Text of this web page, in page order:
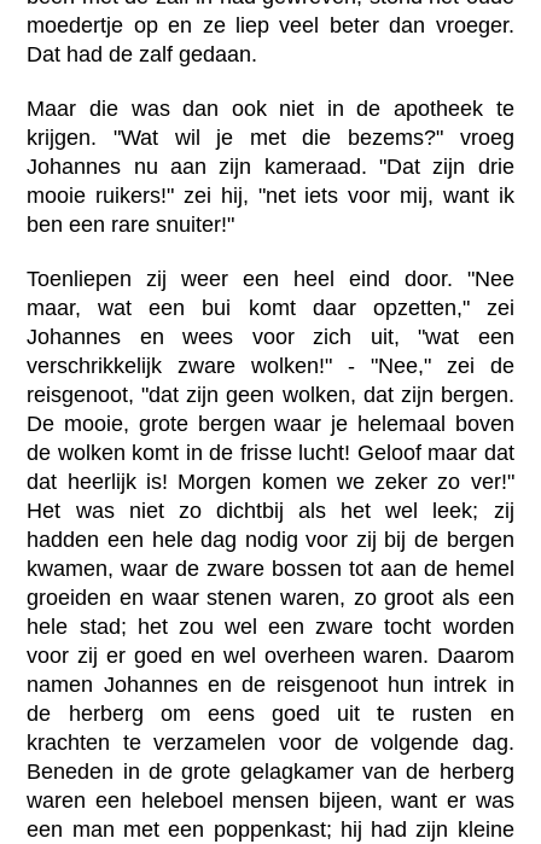
moedertje op en ze liep veel beter dan vroeger.
Dat had de zalf gedaan.
Maar die was dan ook niet in de apotheek te
krijgen. "Wat wil je met die bezems?" vroeg
Johannes nu aan zijn kameraad. "Dat zijn drie
mooie ruikers!" zei hij, "net iets voor mij, want ik
ben een rare snuiter!"
Toenliepen zij weer een heel eind door. "Nee
maar, wat een bui komt daar opzetten," zei
Johannes en wees voor zich uit, "wat een
verschrikkelijk zware wolken!" - "Nee," zei de
reisgenoot, "dat zijn geen wolken, dat zijn bergen.
De mooie, grote bergen waar je helemaal boven
de wolken komt in de frisse lucht! Geloof maar dat
dat heerlijk is! Morgen komen we zeker zo ver!"
Het was niet zo dichtbij als het wel leek; zij
hadden een hele dag nodig voor zij bij de bergen
kwamen, waar de zware bossen tot aan de hemel
groeiden en waar stenen waren, zo groot als een
hele stad; het zou wel een zware tocht worden
voor zij er goed en wel overheen waren. Daarom
namen Johannes en de reisgenoot hun intrek in
de herberg om eens goed uit te rusten en
krachten te verzamelen voor de volgende dag.
Beneden in de grote gelagkamer van de herberg
waren een heleboel mensen bijeen, want er was
een man met een poppenkast; hij had zijn kleine